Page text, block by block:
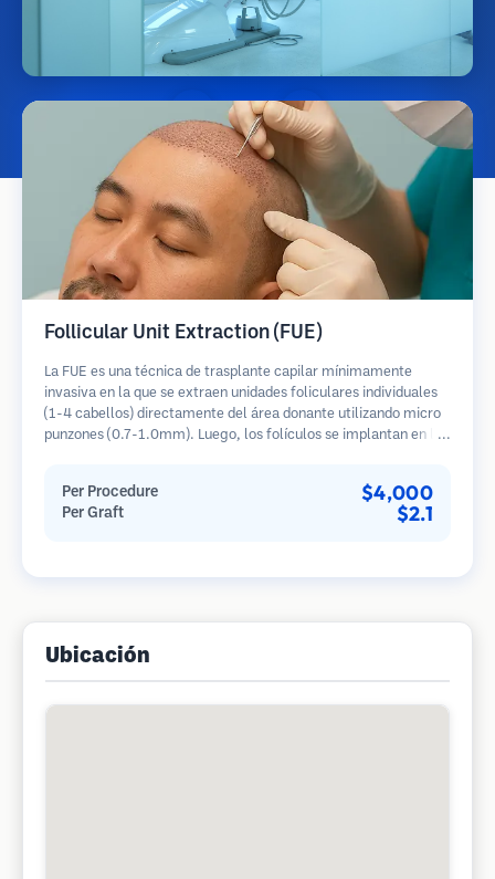
Follicular Unit Extraction (FUE)
La FUE es una técnica de trasplante capilar mínimamente
invasiva en la que se extraen unidades foliculares individuales
(1-4 cabellos) directamente del área donante utilizando micro
punzones (0.7-1.0mm). Luego, los folículos se implantan en las
en comparación con los métodos de extracción de tiras.
Per Procedure $4,000
Per Graft $2.1
Ubicación